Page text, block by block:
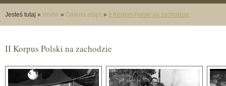
Jesteś tutaj » Home » Galeria zdjęć » II Korpus Polski na zachodzie
II Korpus Polski na zachodzie